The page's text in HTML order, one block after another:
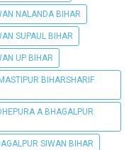
NALANDA BIHAR
SUPAUL BIHAR
UP BIHAR
BIHARSHARIF
A BHAGALPUR
SIWAN BIHAR